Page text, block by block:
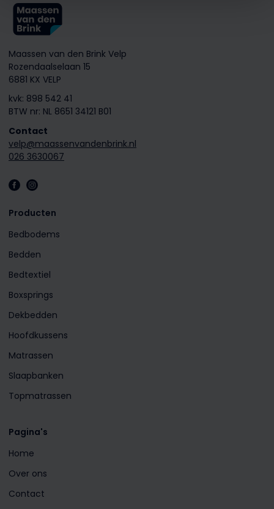
Maassen van den Brink Velp
Rozendaalselaan 15
6881 KX VELP
kvk: 898 542 41
BTW nr: NL 8651 34121 B01
Contact
velp@maassenvandenbrink.nl
026 3630067
Producten
Bedbodems
Bedden
Bedtextiel
Boxsprings
Dekbedden
Hoofdkussens
Matrassen
Slaapbanken
Topmatrassen
Pagina's
Home
Over ons
Contact